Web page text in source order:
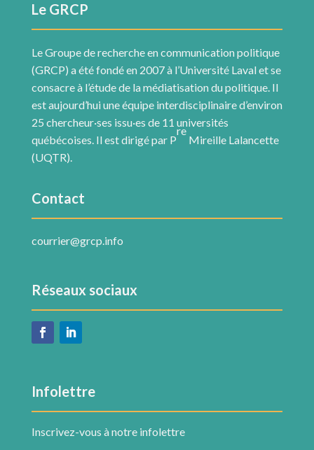
Le GRCP
Le Groupe de recherche en communication politique
(GRCP) a été fondé en 2007 à l’Université Laval et se
consacre à l’étude de la médiatisation du politique. Il
est aujourd’hui une équipe interdisciplinaire d’environ
25 chercheur·ses issu·es de 11 universités
québécoises. Il est dirigé par P
re
Mireille Lalancette
(UQTR).
Contact
courrier@grcp.info
Réseaux sociaux
Infolettre
Inscrivez-vous à notre infolettre